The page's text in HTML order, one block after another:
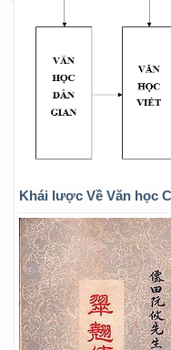
Khái lược Về Văn học